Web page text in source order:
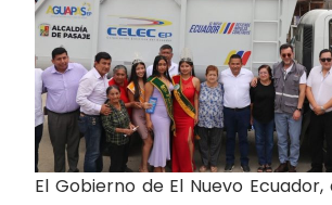
El Gobierno de El Nuevo